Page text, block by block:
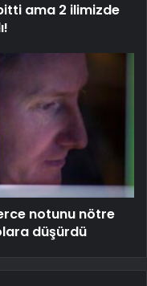
ama 2 ilimizde
notunu nötre
düşürdü